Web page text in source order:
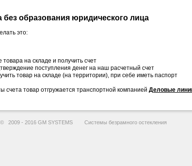
без образования юридического лица
это:
на складе и получить счет
поступления денег на наш расчетный счет
товар на складе (на территории), при себе иметь паспорт
счета товар отгружается транспортной компанией Деловые
2009 - 2016 GM SYSTEMS Системы безрамного остекления